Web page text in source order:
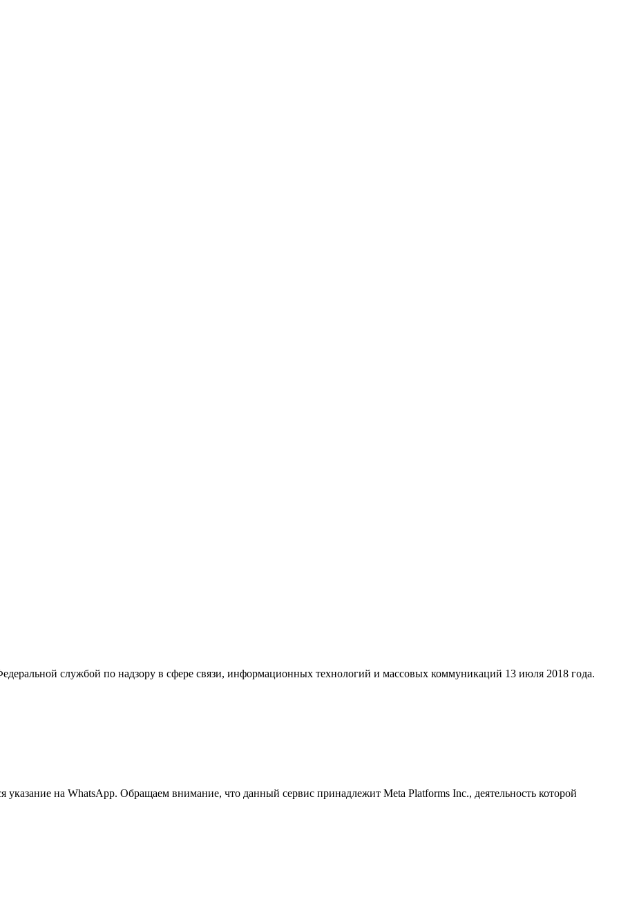
службой по надзору в сфере связи, информационных технологий и массовых коммуникаций 13 июля 2018 года.
на WhatsApp. Обращаем внимание, что данный сервис принадлежит Meta Platforms Inc., деятельность которой